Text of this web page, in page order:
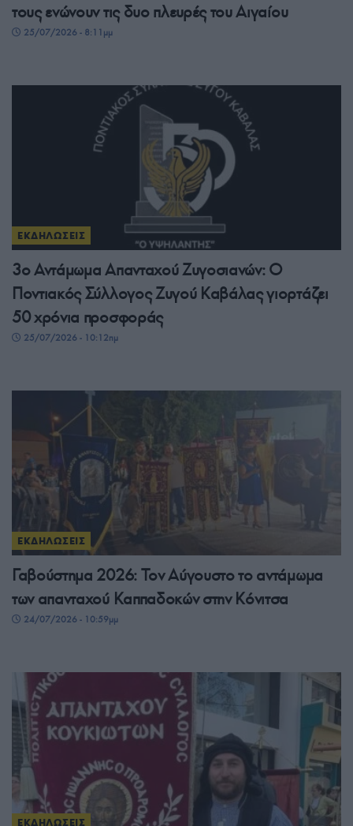
τους ενώνουν τις δυο πλευρές του Αιγαίου
25/07/2026 - 8:11μμ
ΕΚΔΗΛΩΣΕΙΣ
3ο Αντάμωμα Απανταχού Ζυγοσιανών: Ο
Ποντιακός Σύλλογος Ζυγού Καβάλας γιορτάζει
50 χρόνια προσφοράς
25/07/2026 - 10:12πμ
ΕΚΔΗΛΩΣΕΙΣ
Γαβούστημα 2026: Τον Αύγουστο το αντάμωμα
των απανταχού Καππαδοκών στην Κόνιτσα
24/07/2026 - 10:59μμ
ΕΚΔΗΛΩΣΕΙΣ